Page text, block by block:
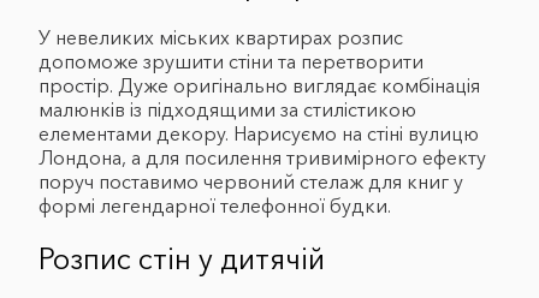
У невеликих міських квартирах розпис
допоможе зрушити стіни та перетворити
простір. Дуже оригінально виглядає комбінація
малюнків із підходящими за стилістикою
елементами декору. Нарисуємо на стіні вулицю
Лондона, а для посилення тривимірного ефекту
поруч поставимо червоний стелаж для книг у
формі легендарної телефонної будки.
Розпис стін у дитячій